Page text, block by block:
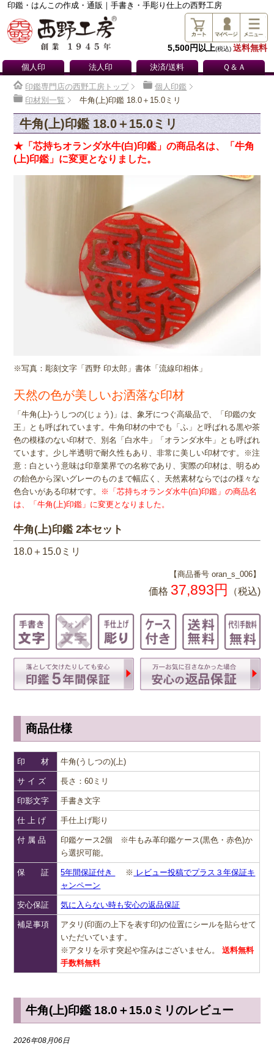
印鑑・はんこの作成・通販｜手書き・手彫り仕上の西野工房
5,500円以上(税込) 送料無料
個人印 法人印 決済/送料 Ｑ＆Ａ
印鑑専門店の西野工房トップ
個人印鑑
印材別一覧
牛角(上)印鑑 18.0＋15.0ミリ
牛角(上)印鑑 18.0＋15.0ミリ
★「芯持ちオランダ水牛(白)印鑑」の商品名は、「牛角
(上)印鑑」に変更となりました。
※写真：彫刻文字「西野 印太郎」書体「流線印相体」
天然の色が美しいお洒落な印材
「牛角(上)-うしつの(じょう)」は、象牙につぐ高級品で、「印鑑の女
王」とも呼ばれています。牛角印材の中でも「ふ」と呼ばれる黒や茶
色の模様のない印材で、別名「白水牛」「オランダ水牛」とも呼ばれ
ています。少し半透明で耐久性もあり、非常に美しい印材です。※注
意：白という意味は印章業界での名称であり、実際の印材は、明るめ
の飴色から深いグレーのものまで幅広く、天然素材ならではの様々な
色合いがある印材です。
※「芯持ちオランダ水牛(白)印鑑」の商品名
は、「牛角(上)印鑑」に変更となりました。
牛角(上)印鑑 2本セット
18.0＋15.0ミリ
【商品番号 oran_s_006】
価格 37,893円 （税込)
商品仕様
印 材 牛角(うしつの)(上)
サ イ ズ 長さ：60ミリ
印影文字 手書き文字
仕 上 げ 手仕上げ彫り
付 属 品
印鑑ケース2個 ※牛もみ革印鑑ケース(黒色・赤色)か
ら選択可能。
保 証 5年間保証付き ※ レビュー投稿でプラス３年保証キ
ャンペーン
安心保証 気に入らない時も安心の返品保証
補足事項
アタリ(印面の上下を表す印)の位置にシールを貼らせて
いただいています。
※アタリを示す突起や窪みはございません。送料無料
手数料無料
牛角(上)印鑑 18.0＋15.0ミリのレビュー
2026年08月06日